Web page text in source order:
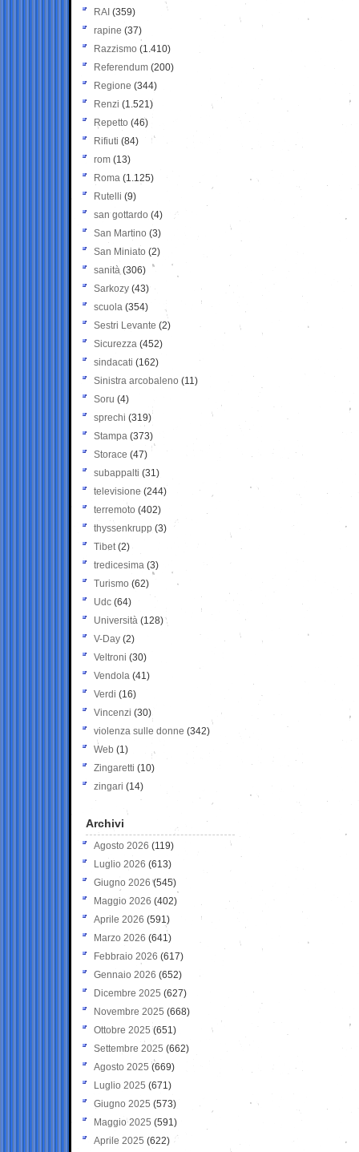
RAI (359)
rapine (37)
Razzismo (1.410)
Referendum (200)
Regione (344)
Renzi (1.521)
Repetto (46)
Rifiuti (84)
rom (13)
Roma (1.125)
Rutelli (9)
san gottardo (4)
San Martino (3)
San Miniato (2)
sanità (306)
Sarkozy (43)
scuola (354)
Sestri Levante (2)
Sicurezza (452)
sindacati (162)
Sinistra arcobaleno (11)
Soru (4)
sprechi (319)
Stampa (373)
Storace (47)
subappalti (31)
televisione(244)
terremoto (402)
thyssenkrupp (3)
Tibet(2)
tredicesima (3)
Turismo (62)
Udc (64)
Università (128)
V-Day (2)
Veltroni (30)
Vendola (41)
Verdi (16)
Vincenzi (30)
violenza sulle donne (342)
Web (1)
Zingaretti (10)
zingari (14)
Archivi
Agosto 2026 (119)
Luglio 2026 (613)
Giugno 2026 (545)
Maggio 2026 (402)
Aprile 2026 (591)
Marzo 2026 (641)
Febbraio 2026 (617)
Gennaio 2026 (652)
Dicembre 2025 (627)
Novembre 2025 (668)
Ottobre 2025 (651)
Settembre 2025 (662)
Agosto 2025 (669)
Luglio 2025 (671)
Giugno 2025 (573)
Maggio 2025 (591)
Aprile 2025 (622)